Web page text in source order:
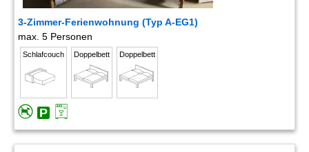
3-Zimmer-Ferienwohnung (Typ A-EG1)
max. 5 Personen
Schlafcouch Doppelbett Doppelbett